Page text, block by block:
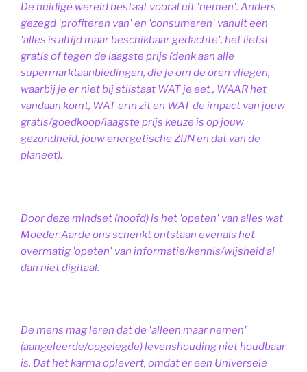
De huidige wereld bestaat vooral uit 'nemen'. Anders
gezegd 'profiteren van' en 'consumeren' vanuit een
'alles is altijd maar beschikbaar gedachte', het liefst
gratis of tegen de laagste prijs (denk aan alle
supermarktaanbiedingen, die je om de oren vliegen,
waarbij je er niet bij stilstaat WAT je eet , WAAR het
vandaan komt, WAT erin zit en WAT de impact van jouw
gratis/goedkoop/laagste prijs keuze is op jouw
gezondheid, jouw energetische ZIJN en dat van de
planeet).
Door deze mindset (hoofd) is het 'opeten' van alles wat
Moeder Aarde ons schenkt ontstaan evenals het
overmatig 'opeten' van informatie/kennis/wijsheid al
dan niet digitaal.
De mens mag leren dat de 'alleen maar nemen'
(aangeleerde/opgelegde) levenshouding niet houdbaar
is. Dat het karma oplevert, omdat er een Universele